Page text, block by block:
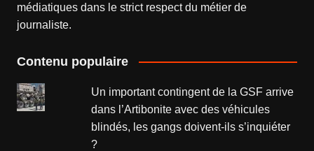
médiatiques dans le strict respect du métier de
journaliste.
Contenu populaire
Un important contingent de la GSF arrive
dans l’Artibonite avec des véhicules
blindés, les gangs doivent-ils s’inquiéter
?